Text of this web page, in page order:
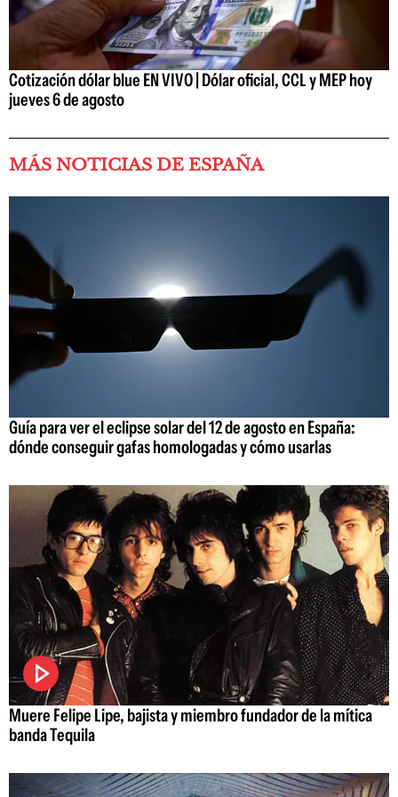
Cotización dólar blue EN VIVO | Dólar oficial, CCL y MEP hoy
jueves 6 de agosto
MÁS NOTICIAS DE ESPAÑA
Guía para ver el eclipse solar del 12 de agosto en España:
dónde conseguir gafas homologadas y cómo usarlas
Muere Felipe Lipe, bajista y miembro fundador de la mítica
banda Tequila